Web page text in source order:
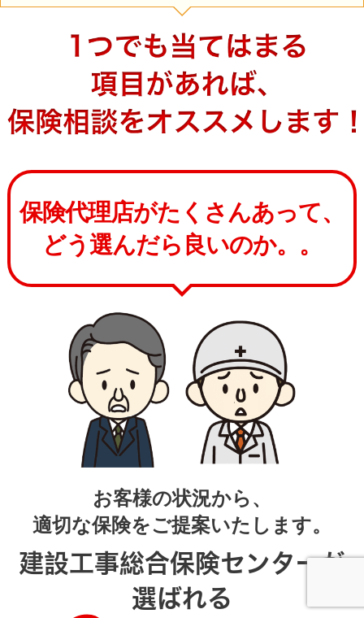
保険代理店がたくさんあって、
どう選んだら良いのか。。
お客様の状況から、
適切な保険をご提案いたします。
建設工事総合保険センターが
選ばれる